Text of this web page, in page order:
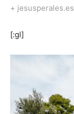
+ jesusperales.es
[:gl]